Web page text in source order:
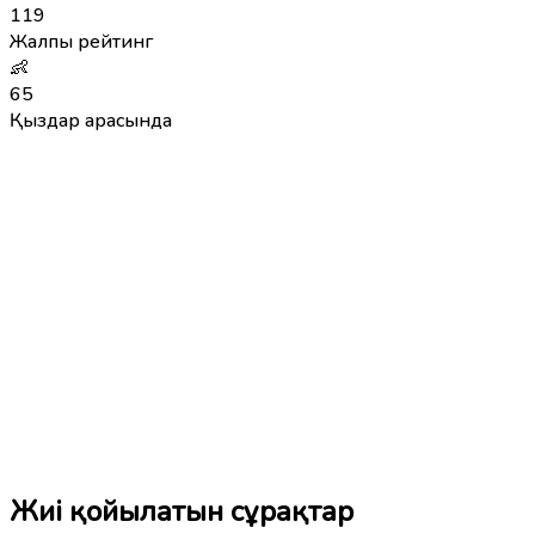
119
Жалпы рейтинг
👶
65
Қыздар арасында
Жиі қойылатын сұрақтар